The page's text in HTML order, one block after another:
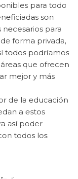
para todo
son
para
forma privada,
todos podríamos
que ofrecen
mejor y más
de la educación
a estos
así poder
todos los